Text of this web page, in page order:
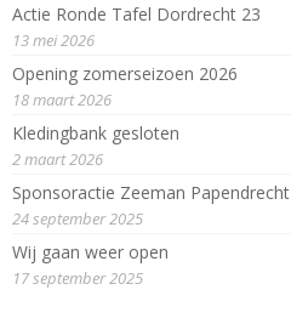
Actie Ronde Tafel Dordrecht 23
13 mei 2026
Opening zomerseizoen 2026
18 maart 2026
Kledingbank gesloten
2 maart 2026
Sponsoractie Zeeman Papendrecht
24 september 2025
Wij gaan weer open
17 september 2025